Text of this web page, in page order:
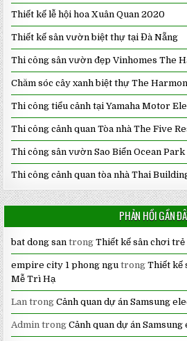
Thiết kế lễ hội hoa Xuân Quan 2020
Thiết kế sân vườn biệt thự tại Đà Nẵng
Thi công sân vườn đẹp Vinhomes The
Chăm sóc cây xanh biệt thự The
Thi công tiểu cảnh tại Yamaha Motor
Thi công cảnh quan Tòa nhà The Five
Thi công sân vườn Sao Biển Ocean Park
Thi công cảnh quan tòa nhà Thai
PHẢN HỒI GẦN
bat dong san trongThiết kế sân chơi
empire city 1 phong ngu trongThiết kế
Mễ Trì Hạ
Lan trongCảnh quan dự án Samsung
Admin trongCảnh quan dự án